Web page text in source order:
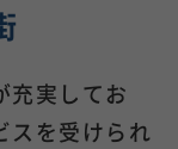
充実してお
スを受けられ